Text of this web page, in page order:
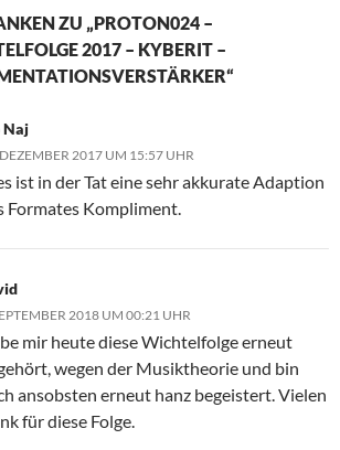
ZU „PROTON024 –
2017 – KYBERIT –
Naj
2017 UM 15:57 UHR
ist in der Tat eine sehr akkurate Adaption
Formates Kompliment.
2018 UM 00:21 UHR
mir heute diese Wichtelfolge erneut
wegen der Musiktheorie und bin
ansobsten erneut hanz begeistert. Vielen
für diese Folge.